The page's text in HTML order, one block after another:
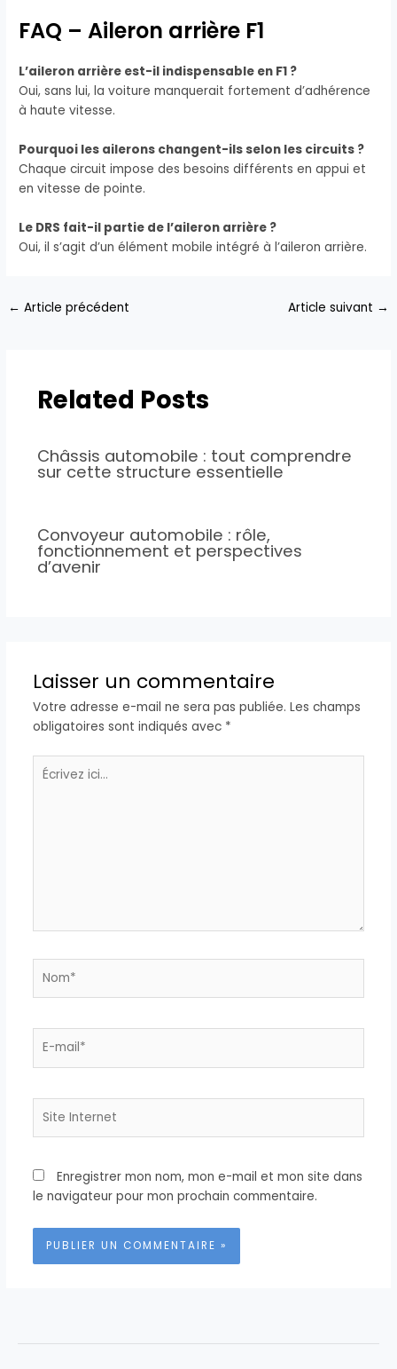
FAQ – Aileron arrière F1
L’aileron arrière est-il indispensable en F1 ?
Oui, sans lui, la voiture manquerait fortement d’adhérence
à haute vitesse.
Pourquoi les ailerons changent-ils selon les circuits ?
Chaque circuit impose des besoins différents en appui et
en vitesse de pointe.
Le DRS fait-il partie de l’aileron arrière ?
Oui, il s’agit d’un élément mobile intégré à l’aileron arrière.
← Article précédent Article suivant →
Related Posts
Châssis automobile : tout comprendre
sur cette structure essentielle
Convoyeur automobile : rôle,
fonctionnement et perspectives
d’avenir
Laisser un commentaire
Votre adresse e-mail ne sera pas publiée. Les champs
obligatoires sont indiqués avec *
Écrivez
ici…
mail*
Internet
Enregistrer mon nom, mon e-mail et mon site dans
le navigateur pour mon prochain commentaire.